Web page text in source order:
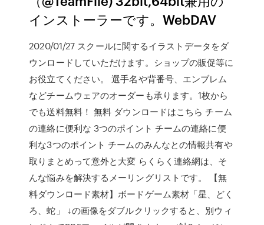
インストーラーです。WebDAV
2020/01/27 スクールに関するイラストデータをダ
ウンロードしていただけます。ショップの販促等に
お役立てください。 選手名や背番号、エンブレム
などチームウェアのオーダーも承ります。1枚から
でも送料無料！ 無料 ダウンロードはこちら チーム
の連絡に便利な 3つのポイント チームの連絡に便
利な3つのポイント チームのみんなとの情報共有や
取りまとめって意外と大変 らくらく連絡網は、そ
んな悩みを解決するメーリングリストです。 【無
料ダウンロード素材】ボードゲーム素材「星、どく
ろ、蛇」 ↓の画像をダブルクリックすると、別ウィ